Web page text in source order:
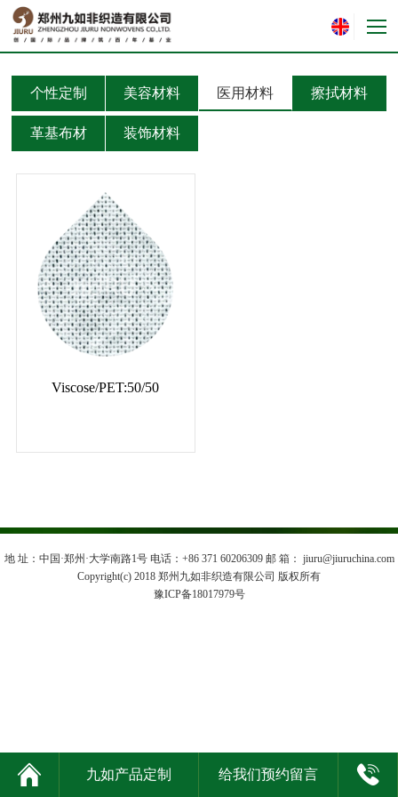
个性定制 美容材料 医用材料 擦拭材料
革基布材 装饰材料
Viscose/PET:50/50
地 址：中国·郑州·大学南路1号 电话：+86 371 60206309 邮 箱： jiuru@jiuruchina.com
Copyright(c) 2018 郑州九如非织造有限公司 版权所有
豫ICP备18017979号
 九如产品定制 给我们预约留言 